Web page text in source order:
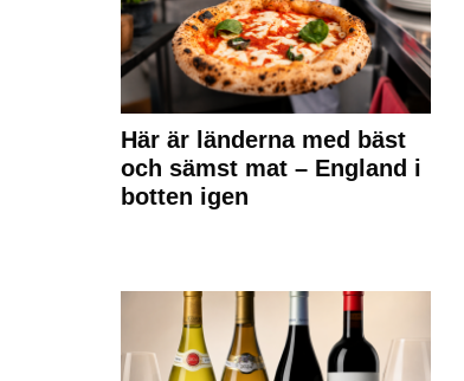
Här är länderna med bäst
och sämst mat – England i
botten igen